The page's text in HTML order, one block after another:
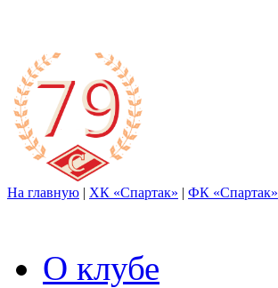
На главную | ХК «Спартак» | ФК «Спартак»
О клубе